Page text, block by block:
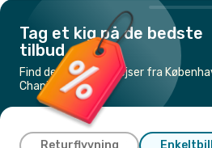
Tag et kig på de bedste
tilbud
Find de billigste flyrejser fra
Chania
Returflyvning